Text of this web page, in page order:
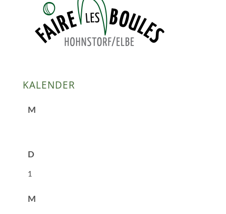
KALENDER
M
D
1
M